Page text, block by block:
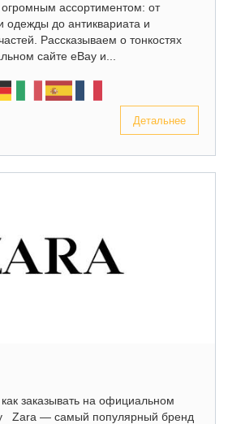
огромным ассортиментом: от
одежды до антиквариата и
Рассказываем о тонкостях
сайте eBay и...
Детальнее
заказывать на официальном
Zara — самый популярный бренд